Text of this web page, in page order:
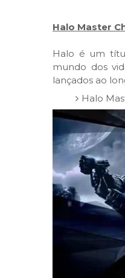
Halo Master
Halo é um
mundo dos
lançados ao
Halo